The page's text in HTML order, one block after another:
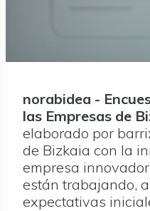
norabidea -
las Empresas de
elaborado por
de Bizkaia con la
empresa
están trabajando,
expectativas